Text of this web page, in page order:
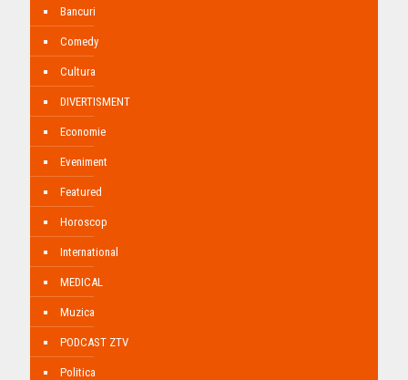
Bancuri
Comedy
Cultura
DIVERTISMENT
Economie
Eveniment
Featured
Horoscop
International
MEDICAL
Muzica
PODCAST ZTV
Politica